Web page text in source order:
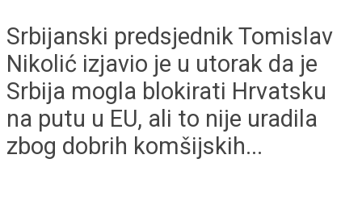
Srbijanski predsjednik Tomislav
Nikolić izjavio je u utorak da je
Srbija mogla blokirati Hrvatsku
na putu u EU, ali to nije uradila
zbog dobrih komšijskih...